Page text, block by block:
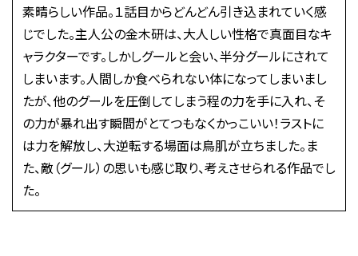
素晴らしい作品。１話目からどんどん引き込まれていく感
じでした。主人公の金木研は、大人しい性格で真面目なキ
ャラクターです。しかしグールと会い、半分グールにされて
しまいます。人間しか食べられない体になってしまいまし
たが、他のグールを圧倒してしまう程の力を手に入れ、そ
の力が暴れ出す瞬間がとてつもなくかっこいい！ラストに
は力を解放し、大逆転する場面は鳥肌が立ちました。ま
た、敵（グール）の思いも感じ取り、考えさせられる作品でし
た。